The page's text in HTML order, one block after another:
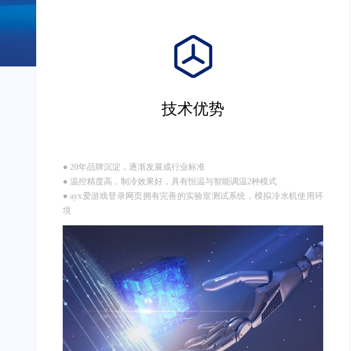
技术优势
● 20年品牌沉淀，逐渐发展成行业标准
● 温控精度高，制冷效果好，具有恒温与智能调温2种模式
● ayx爱游戏登录网页拥有完善的实验室测试系统，模拟冷水机使用环
境